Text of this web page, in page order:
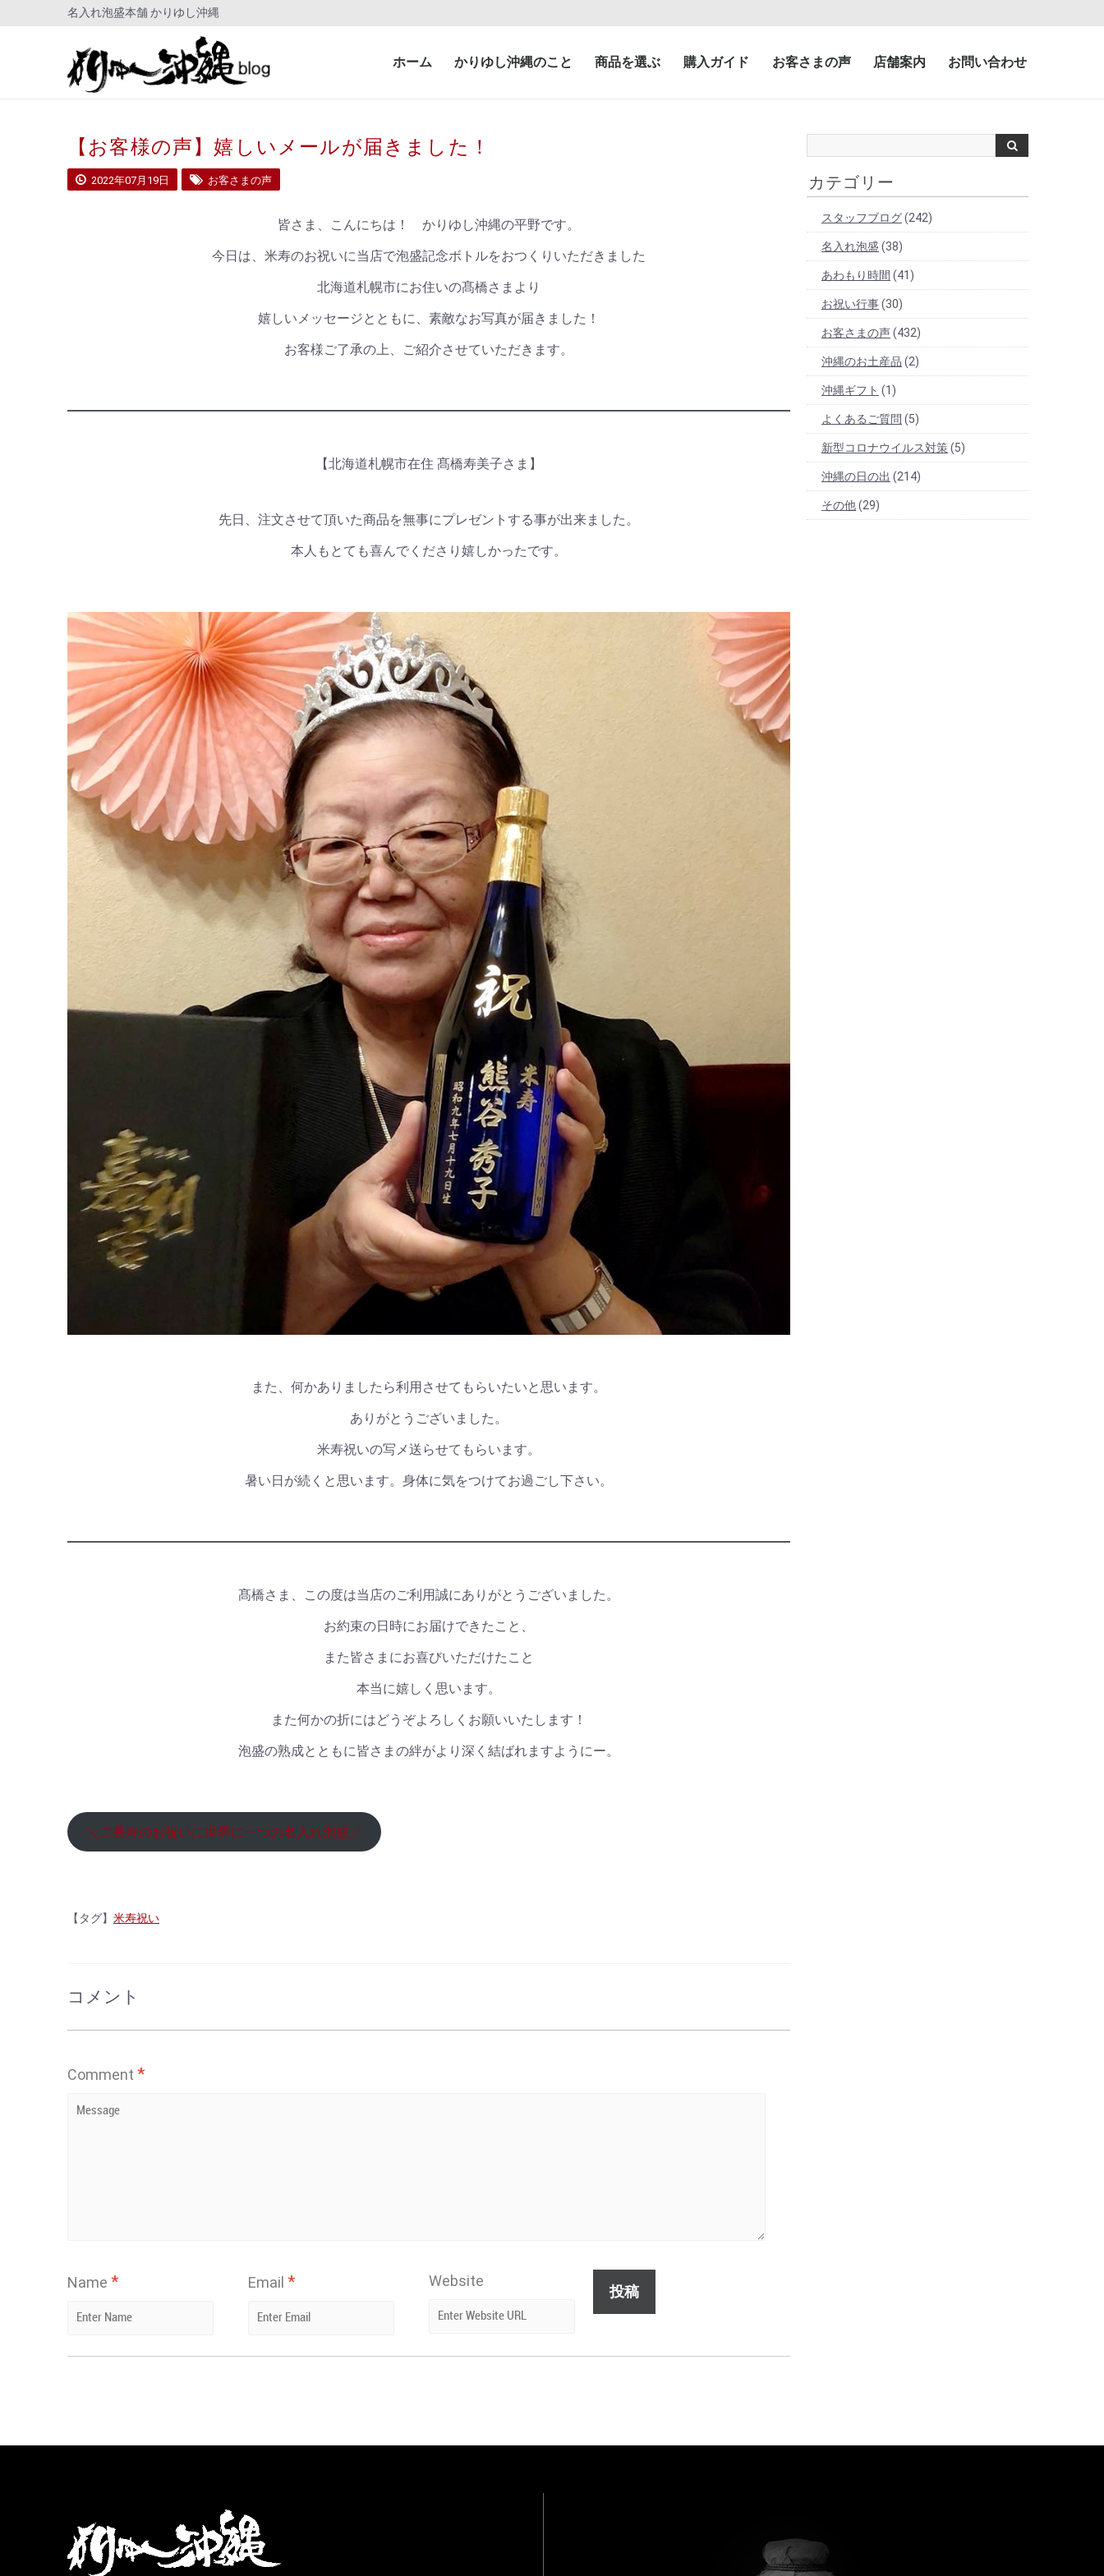
名入れ泡盛本舗 かりゆし沖縄
ホーム かりゆし沖縄のこと 商品を選ぶ 購入ガイド お客さまの声 店舗案内 お問い合わせ
【お客様の声】嬉しいメールが届きました！
2022年07月19日 お客さまの声
皆さま、こんにちは！ かりゆし沖縄の平野です。
今日は、米寿のお祝いに当店で泡盛記念ボトルをおつくりいただきました
北海道札幌市にお住いの髙橋さまより
嬉しいメッセージとともに、素敵なお写真が届きました！
お客様ご了承の上、ご紹介させていただきます。
【北海道札幌市在住 髙橋寿美子さま】
先日、注文させて頂いた商品を無事にプレゼントする事が出来ました。
本人もとても喜んでくださり嬉しかったです。
また、何かありましたら利用させてもらいたいと思います。
ありがとうございました。
米寿祝いの写メ送らせてもらいます。
暑い日が続くと思います。身体に気をつけてお過ごし下さい。
髙橋さま、この度は当店のご利用誠にありがとうございました。
お約束の日時にお届けできたこと、
また皆さまにお喜びいただけたこと
本当に嬉しく思います。
また何かの折にはどうぞよろしくお願いいたします！
泡盛の熟成とともに皆さまの絆がより深く結ばれますようにー。
＼ご長寿のお祝いに世界に一つの名入れ泡盛／
【タグ】 米寿祝い
コメント
Comment *
Name * Email * Website
カテゴリー
スタッフブログ(242)
名入れ泡盛 (38)
あわもり時間 (41)
お祝い行事(30)
お客さまの声(432)
沖縄のお土産品 (2)
沖縄ギフト (1)
よくあるご質問 (5)
新型コロナウイルス対策(5)
沖縄の日の出 (214)
その他(29)